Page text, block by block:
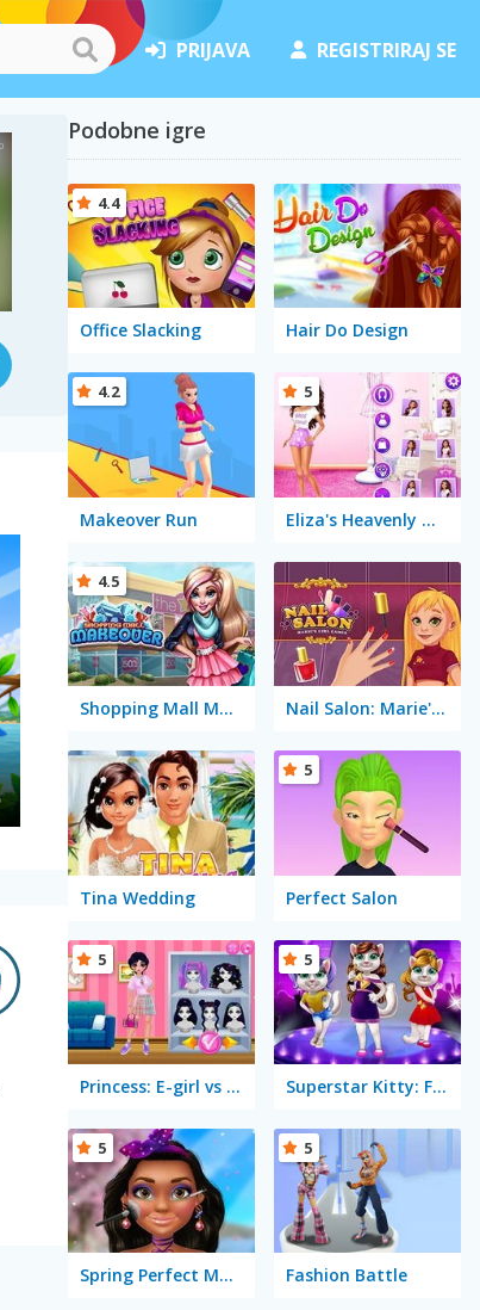
PRIJAVA REGISTRIRAJ SE
Podobne igre
Office Slacking
4.4
Hair Do Design
Makeover Run
4.2
Eliza's Heavenly Wedding
5
Shopping Mall Makeover
4.5
Nail Salon: Marie's Girl Games
Tina Wedding Perfect Salon
5
Princess: E-girl vs Softgirl
5
Superstar Kitty: Fashion Award
5
Spring Perfect Make-up
5
Fashion Battle
5